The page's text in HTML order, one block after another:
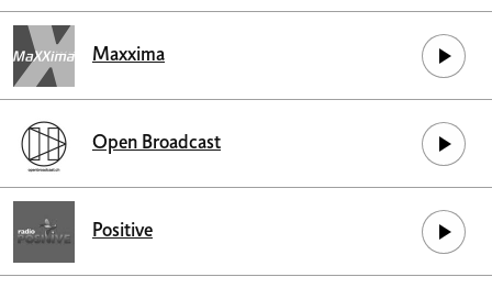
Maxxima
Open Broadcast
Positive